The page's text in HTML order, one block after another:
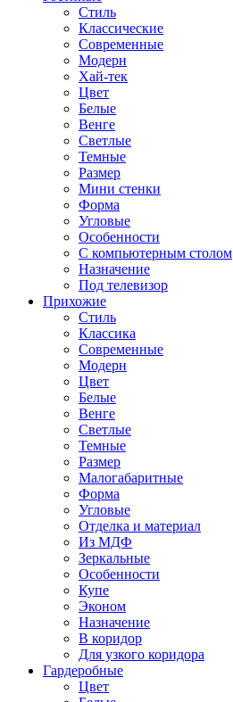
Стиль
Классические
Современные
Модерн
Хай-тек
Цвет
Белые
Венге
Светлые
Темные
Размер
Мини стенки
Форма
Угловые
Особенности
С компьютерным столом
Назначение
Под телевизор
Прихожие
Стиль
Классика
Современные
Модерн
Цвет
Белые
Венге
Светлые
Темные
Размер
Малогабаритные
Форма
Угловые
Отделка и материал
Из МДФ
Зеркальные
Особенности
Купе
Эконом
Назначение
В коридор
Для узкого коридора
Гардеробные
Цвет